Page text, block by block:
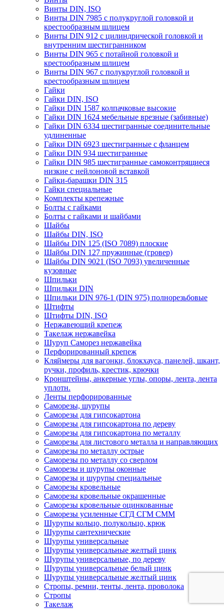
Винты DIN, ISO
Винты DIN 7985 с полукруглой головкой и
крестообразным шлицем
Винты DIN 912 с цилиндрической головкой и
внутренним шестигранником
Винты DIN 965 с потайной головкой и
крестообразным шлицем
Винты DIN 967 с полукруглой головкой и
крестообразным шлицем
Гайки
Гайки DIN, ISO
Гайки DIN 1587 колпачковые высокие
Гайки DIN 1624 мебельные врезные (забивные)
Гайки DIN 6334 шестигранные соединительные
удлиненные
Гайки DIN 6923 шестигранные с фланцем
Гайки DIN 934 шестигранные
Гайки DIN 985 шестигранные самоконтрящиеся
низкие с нейлоновой вставкой
Гайки-барашки DIN 315
Гайки специальные
Комплекты крепежные
Болты с гайками
Болты с гайками и шайбами
Шайбы
Шайбы DIN, ISO
Шайбы DIN 125 (ISO 7089) плоские
Шайбы DIN 127 пружинные (гровер)
Шайбы DIN 9021 (ISO 7093) увеличенные
кузовные
Шпильки
Шпильки DIN
Шпильки DIN 976-1 (DIN 975) полнорезьбовые
Штифты
Штифты DIN, ISO
Нержавеющий крепеж
Такелаж нержавейка
Шуруп Саморез нержавейка
Перфорированный крепеж
Кляймеры для вагонки, блокхауса, панелей, шкант,
ручки, профиль, крестик, крючки
Кронштейны, анкерные углы, опоры, лента, лента
уплотн.
Ленты перфорированные
Саморезы, шурупы
Саморезы для гипсокартона
Саморезы для гипсокартона по дереву
Саморезы для гипсокартона по металлу
Саморезы для листового металла и направляющих
Саморезы по металлу острые
Саморезы по металлу со сверлом
Саморезы и шурупы оконные
Саморезы и шурупы специальные
Саморезы кровельные
Саморезы кровельные окрашенные
Саморезы кровельные оцинкованные
Саморезы усиленные СГД СГМ СММ
Шурупы кольцо, полукольцо, крюк
Шурупы сантехнические
Шурупы универсальные
Шурупы универсальные желтый цинк
Шурупы универсальные, по дереву
Шурупы универсальные белый цинк
Шурупы универсальные желтый цинк
Стропы, ремни, тенты, лента, проволока
Стропы
Такелаж